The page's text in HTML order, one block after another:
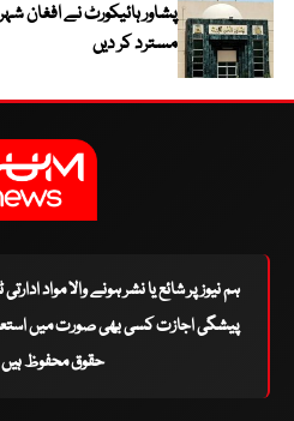
پشاور ہائیکورٹ نے افغان
مسترد کر دیں
ہم نیوز پر شائع یا نشر ہونے والا مواد
پیشگی اجازت کسی بھی صورت میں
حقوق محفوظ ہیں ©